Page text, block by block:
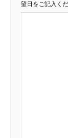
望日をご記入く